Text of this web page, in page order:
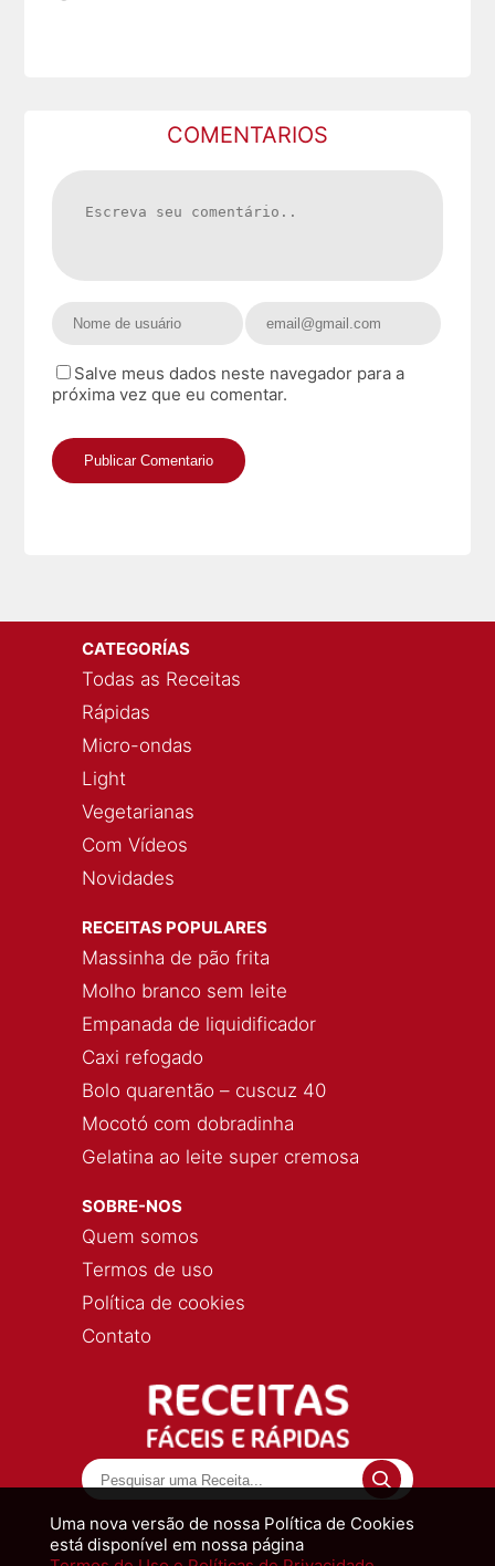
COMENTARIOS
Salve meus dados neste navegador para a
próxima vez que eu comentar.
Uma nova versão de nossa Política de Cookies
está disponível em nossa página
CATEGORÍAS
Todas as Receitas
Rápidas
Micro-ondas
Light
Vegetarianas
Com Vídeos
Novidades
RECEITAS POPULARES
Massinha de pão frita
Molho branco sem leite
Empanada de liquidificador
Caxi refogado
Bolo quarentão – cuscuz 40
Mocotó com dobradinha
Gelatina ao leite super cremosa
SOBRE-NOS
Quem somos
Termos de uso
Política de cookies
Contato